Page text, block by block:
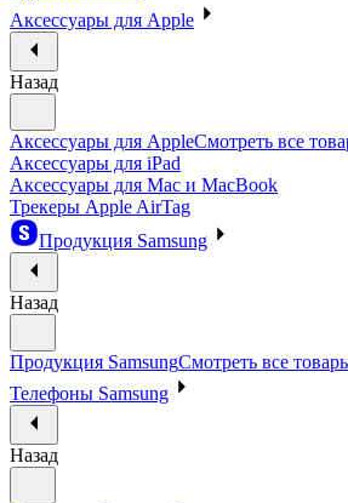
Аксессуары для Apple
Назад
Аксессуары для AppleСмотреть все
Аксессуары для iPad
Аксессуары для Mac и MacBook
Трекеры Apple AirTag
Продукция Samsung
Назад
Продукция SamsungСмотреть все
Телефоны Samsung
Назад